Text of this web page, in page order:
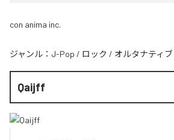
con anima inc.
ジャンル： J-Pop / ロック / オルタナティブ
Qaijff